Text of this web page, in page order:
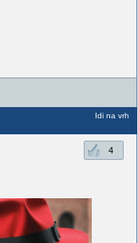
Idi na vrh
4